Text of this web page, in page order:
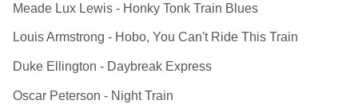
Meade Lux Lewis - Honky Tonk Train Blues
Louis Armstrong - Hobo, You Can't Ride This Train
Duke Ellington - Daybreak Express
Oscar Peterson - Night Train